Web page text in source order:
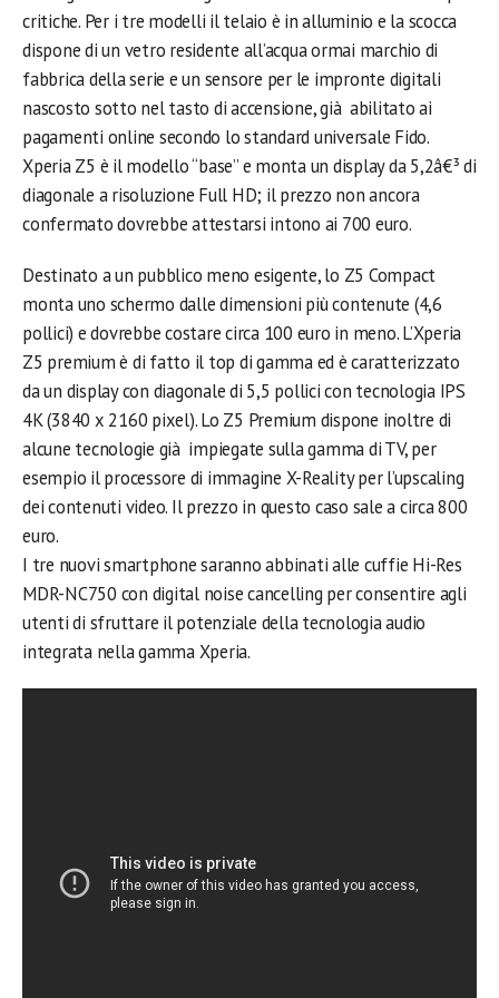
critiche. Per i tre modelli il telaio è in alluminio e la scocca
dispone di un vetro residente all’acqua ormai marchio di
fabbrica della serie e un sensore per le impronte digitali
nascosto sotto nel tasto di accensione, già abilitato ai
pagamenti online secondo lo standard universale Fido.
Xperia Z5 è il modello “base” e monta un display da 5,2â€³ di
diagonale a risoluzione Full HD; il prezzo non ancora
confermato dovrebbe attestarsi intono ai 700 euro.
Destinato a un pubblico meno esigente, lo Z5 Compact
monta uno schermo dalle dimensioni più contenute (4,6
pollici) e dovrebbe costare circa 100 euro in meno. L’Xperia
Z5 premium è di fatto il top di gamma ed è caratterizzato
da un display con diagonale di 5,5 pollici con tecnologia IPS
4K (3840 x 2160 pixel). Lo Z5 Premium dispone inoltre di
alcune tecnologie già impiegate sulla gamma di TV, per
esempio il processore di immagine X-Reality per l’upscaling
dei contenuti video. Il prezzo in questo caso sale a circa 800
euro.
I tre nuovi smartphone saranno abbinati alle cuffie Hi-Res
MDR-NC750 con digital noise cancelling per consentire agli
utenti di sfruttare il potenziale della tecnologia audio
integrata nella gamma Xperia.